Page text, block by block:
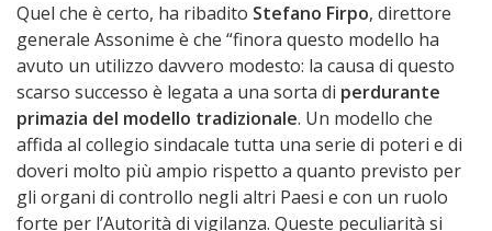
Quel che è certo, ha ribadito Stefano Firpo, direttore
generale Assonime è che “finora questo modello ha
avuto un utilizzo davvero modesto: la causa di questo
scarso successo è legata a una sorta di perdurante
primazia del modello tradizionale. Un modello che
affida al collegio sindacale tutta una serie di poteri e di
doveri molto più ampio rispetto a quanto previsto per
gli organi di controllo negli altri Paesi e con un ruolo
forte per l’Autorità di vigilanza. Queste peculiarità si